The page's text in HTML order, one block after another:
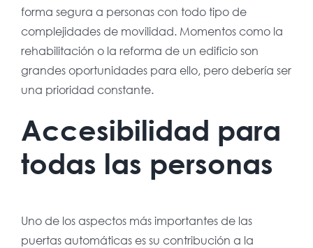
forma segura a personas con todo tipo de
complejidades de movilidad. Momentos como la
rehabilitación o la reforma de un edificio son
grandes oportunidades para ello, pero debería ser
una prioridad constante.
Accesibilidad para
todas las personas
Uno de los aspectos más importantes de las
puertas automáticas es su contribución a la